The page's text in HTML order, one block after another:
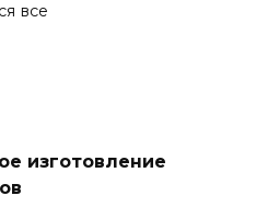
все
изготовление